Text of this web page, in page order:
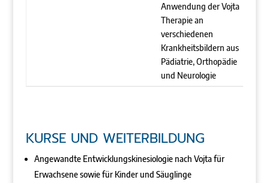
Anwendung der Vojta
Therapie an
verschiedenen
Krankheitsbildern aus
Pädiatrie, Orthopädie
und Neurologie
KURSE UND WEITERBILDUNG
Angewandte Entwicklungskinesiologie nach Vojta für
Erwachsene sowie für Kinder und Säuglinge